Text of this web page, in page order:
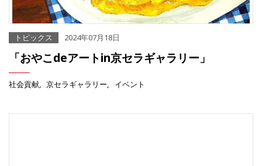
トピックス 2024年07月18日
「おやこdeアートin京セラギャラリー」
社会貢献 京セラギャラリー イベント